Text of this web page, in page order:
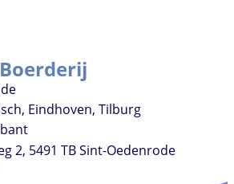
, Eindhoven, Tilburg
2, 5491 TB Sint-Oedenrode